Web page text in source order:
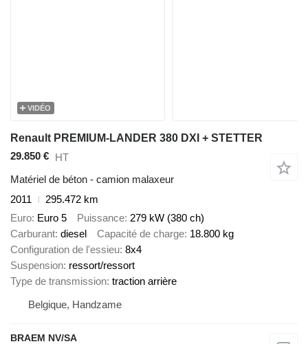
VIDÉO
Renault PREMIUM-LANDER 380 DXI + STETTER
29.850 € HT
Matériel de béton - camion malaxeur
2011
295.472 km
Euro Euro 5 Puissance 279 kW (380 ch)
Carburant diesel Capacité de charge 18.800 kg
Configuration de l'essieu 8x4
Suspension ressort/ressort
Type de transmission traction arrière
Belgique, Handzame
BRAEM NV/SA